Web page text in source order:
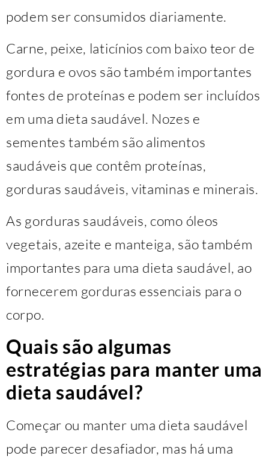
podem ser consumidos diariamente.
Carne, peixe, laticínios com baixo teor de
gordura e ovos são também importantes
fontes de proteínas e podem ser incluídos
em uma dieta saudável. Nozes e
sementes também são alimentos
saudáveis que contêm proteínas,
gorduras saudáveis, vitaminas e minerais.
As gorduras saudáveis, como óleos
vegetais, azeite e manteiga, são também
importantes para uma dieta saudável, ao
fornecerem gorduras essenciais para o
corpo.
Quais são algumas
estratégias para manter uma
dieta saudável?
Começar ou manter uma dieta saudável
pode parecer desafiador, mas há uma